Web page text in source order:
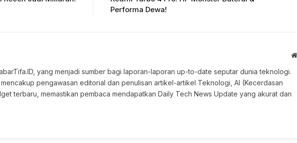
Performa Dewa!
yang menjadi sumber bagi laporan-laporan up-to-date seputar dunia teknologi.
pengawasan editorial dan penulisan artikel-artikel Teknologi, AI (Kecerdasan
terbaru, memastikan pembaca mendapatkan Daily Tech News Update yang akurat dan